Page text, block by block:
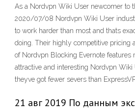
As a Nordvpn Wiki User newcomer to
2020/07/08 Nordvpn Wiki User
to work harder than most and thats
doing. Their highly competitive pricing
of Nordvpn Blocking Evernote features
attractive and interesting Nordvpn Wiki
theyve got fewer severs than
21 авг 2019 По данным